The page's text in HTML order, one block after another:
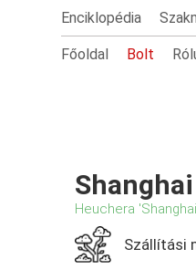
Enciklopédia
Főoldal Bolt
Heuchera
Szállítási